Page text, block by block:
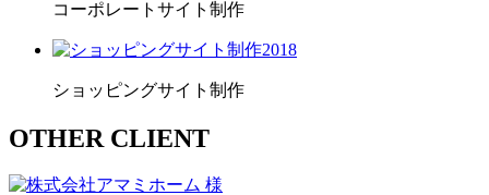
コーポレートサイト制作
2018
ショッピングサイト制作
OTHER CLIENT